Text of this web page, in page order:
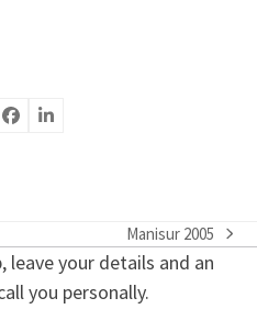
next
post:
Manisur 2005
leave your details and an
you personally.